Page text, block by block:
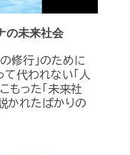
の未来社会
修行」のために
代われない「人
もった「未来社
かれたばかりの